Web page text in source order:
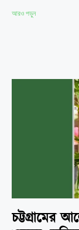
আরও পড়ুন
চট্টগ্রামের